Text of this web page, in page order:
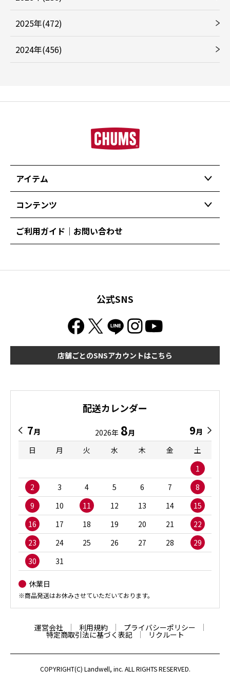
2025年(472)
2024年(456)
アイテム
コンテンツ
ご利用ガイド｜お問い合わせ
公式SNS
店舗ごとのSNSアカウントはこちら
配送カレンダー
7月 2026年 8月 9月
日
月 火 水 木 金
土
1
2
3 4 5 6 7
8
9
10 11 12 13 14
15
16
17 18 19 20 21
22
23
24 25 26 27 28
29
30
31
休業日
※商品発送はお休みさせていただいております。
運営会社 利用規約 プライバシーポリシー
特定商取引法に基づく表記 リクルート
COPYRIGHT(C) Landwell, inc. ALL RIGHTS RESERVED.